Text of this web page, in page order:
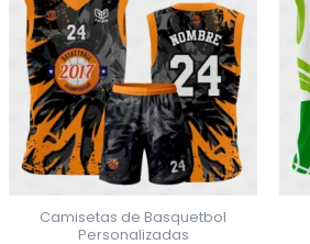
Camisetas de Basquetbol
Personalizadas